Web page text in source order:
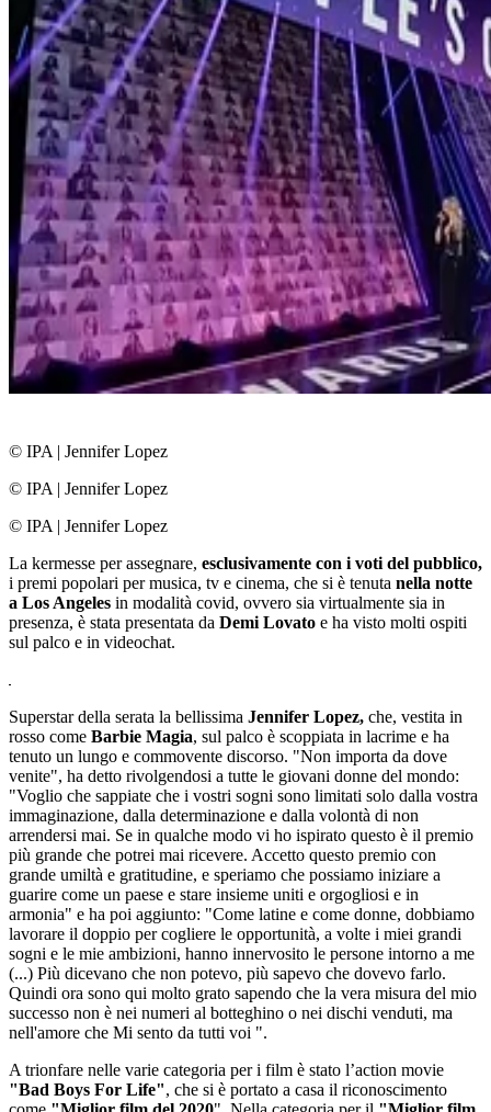
© IPA | Jennifer Lopez
© IPA | Jennifer Lopez
© IPA | Jennifer Lopez
La kermesse per assegnare, esclusivamente con i voti del pubblico,
i premi popolari per musica, tv e cinema, che si è tenuta nella notte
a Los Angeles in modalità covid, ovvero sia virtualmente sia in
presenza, è stata presentata da Demi Lovato e ha visto molti ospiti
sul palco e in videochat.
Superstar della serata la bellissima Jennifer Lopez, che, vestita in
rosso come Barbie Magia, sul palco è scoppiata in lacrime e ha
tenuto un lungo e commovente discorso. "Non importa da dove
venite", ha detto rivolgendosi a tutte le giovani donne del mondo:
"Voglio che sappiate che i vostri sogni sono limitati solo dalla vostra
immaginazione, dalla determinazione e dalla volontà di non
arrendersi mai. Se in qualche modo vi ho ispirato questo è il premio
più grande che potrei mai ricevere. Accetto questo premio con
grande umiltà e gratitudine, e speriamo che possiamo iniziare a
guarire come un paese e stare insieme uniti e orgogliosi e in
armonia" e ha poi aggiunto: "Come latine e come donne, dobbiamo
lavorare il doppio per cogliere le opportunità, a volte i miei grandi
sogni e le mie ambizioni, hanno innervosito le persone intorno a me
(...) Più dicevano che non potevo, più sapevo che dovevo farlo.
Quindi ora sono qui molto grato sapendo che la vera misura del mio
successo non è nei numeri al botteghino o nei dischi venduti, ma
nell'amore che Mi sento da tutti voi ".
A trionfare nelle varie categoria per i film è stato l’action movie
"Bad Boys For Life", che si è portato a casa il riconoscimento